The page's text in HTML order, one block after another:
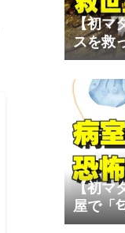
【初マ
スを救
心音計
【初マ
屋で「
ーメン